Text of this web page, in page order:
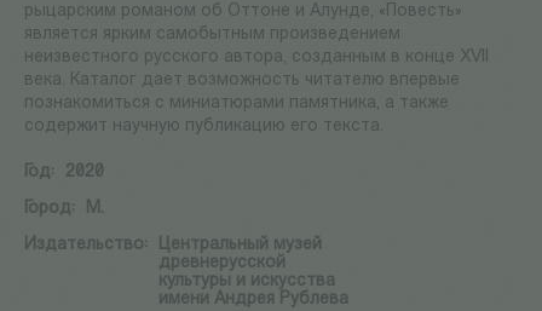
рыцарским романом об Оттоне и Алунде, «Повесть»
является ярким самобытным произведением
неизвестного русского автора, созданным в конце XVII
века. Каталог дает возможность читателю впервые
познакомиться с миниатюрами памятника, а также
содержит научную публикацию его текста.
Год:
2020
Город:
М.
Издательство:
Центральный музей
древнерусской
культуры и искусства
имени Андрея Рублева